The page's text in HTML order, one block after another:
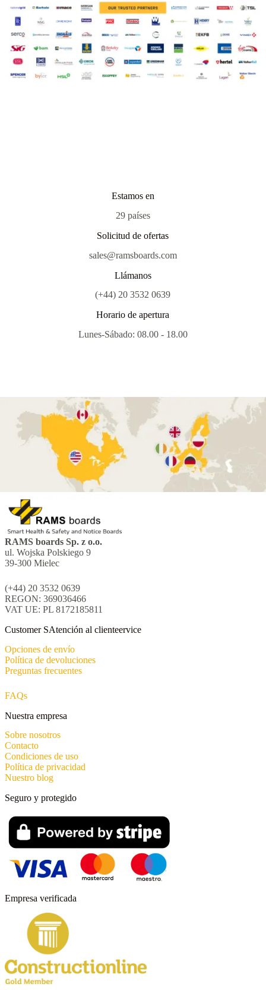
Estamos en
29 países
Solicitud de ofertas
sales@ramsboards.com
Llámanos
(+44) 20 3532 0639
Horario de apertura
Lunes-Sábado: 08.00 - 18.00
RAMS boards Sp. z o.o.
ul. Wojska Polskiego 9
39-300 Mielec
(+44) 20 3532 0639
REGON: 369036466
VAT UE: PL 8172185811
Customer SAtención al clienteervice
Opciones de envío
Política de devoluciones
Preguntas frecuentes
FAQs
Nuestra empresa
Sobre nosotros
Contacto
Condiciones de uso
Política de privacidad
Nuestro blog
Empresa verificada
Seguro y protegido